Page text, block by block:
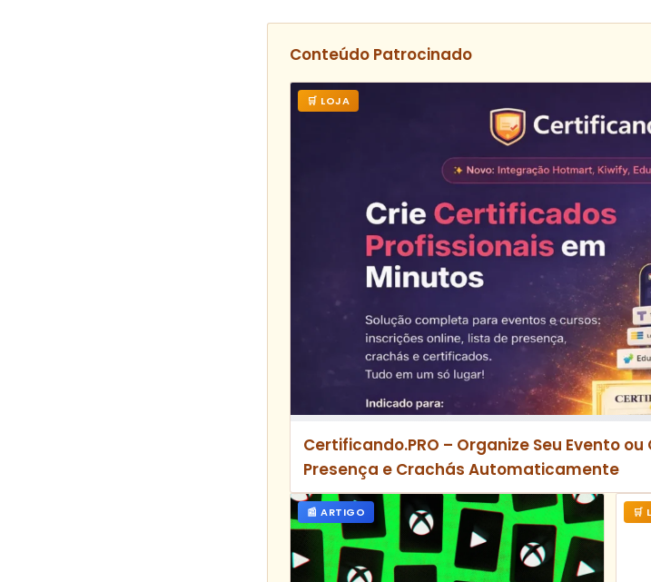
Conteúdo Patrocinado
🛒 LOJA
Certificando.PRO – Organize Seu Evento
Presença e Crachás Automaticamente
📰 ARTIGO 🛒